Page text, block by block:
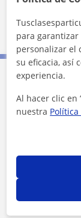
Barbadás
San Cibrao
Contacta
para
personalizar el
su eficacia, así
experiencia.
Al hacer clic en
nuestra Política